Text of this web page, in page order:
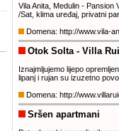
Vila Anita, Medulin - Pansion
/Sat, klima uređaj, privatni
Domena: http://www.vila-
Otok Solta - Villa
Iznajmljujemo lijepo
lipanj i rujan su izuzetno
Domena: http://
Sršen apartmani